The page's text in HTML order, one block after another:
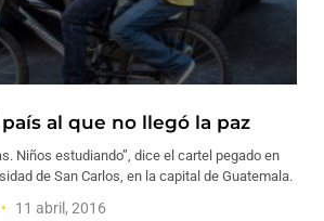
al que no llegó la paz
Niños estudiando”, dice el cartel pegado en
de San Carlos, en la capital de Guatemala.
11 abril, 2016